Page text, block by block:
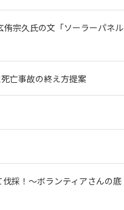
侑宗久氏の文「ソーラーパネル
亡事故の終え方提案
採！～ボランティアさんの底